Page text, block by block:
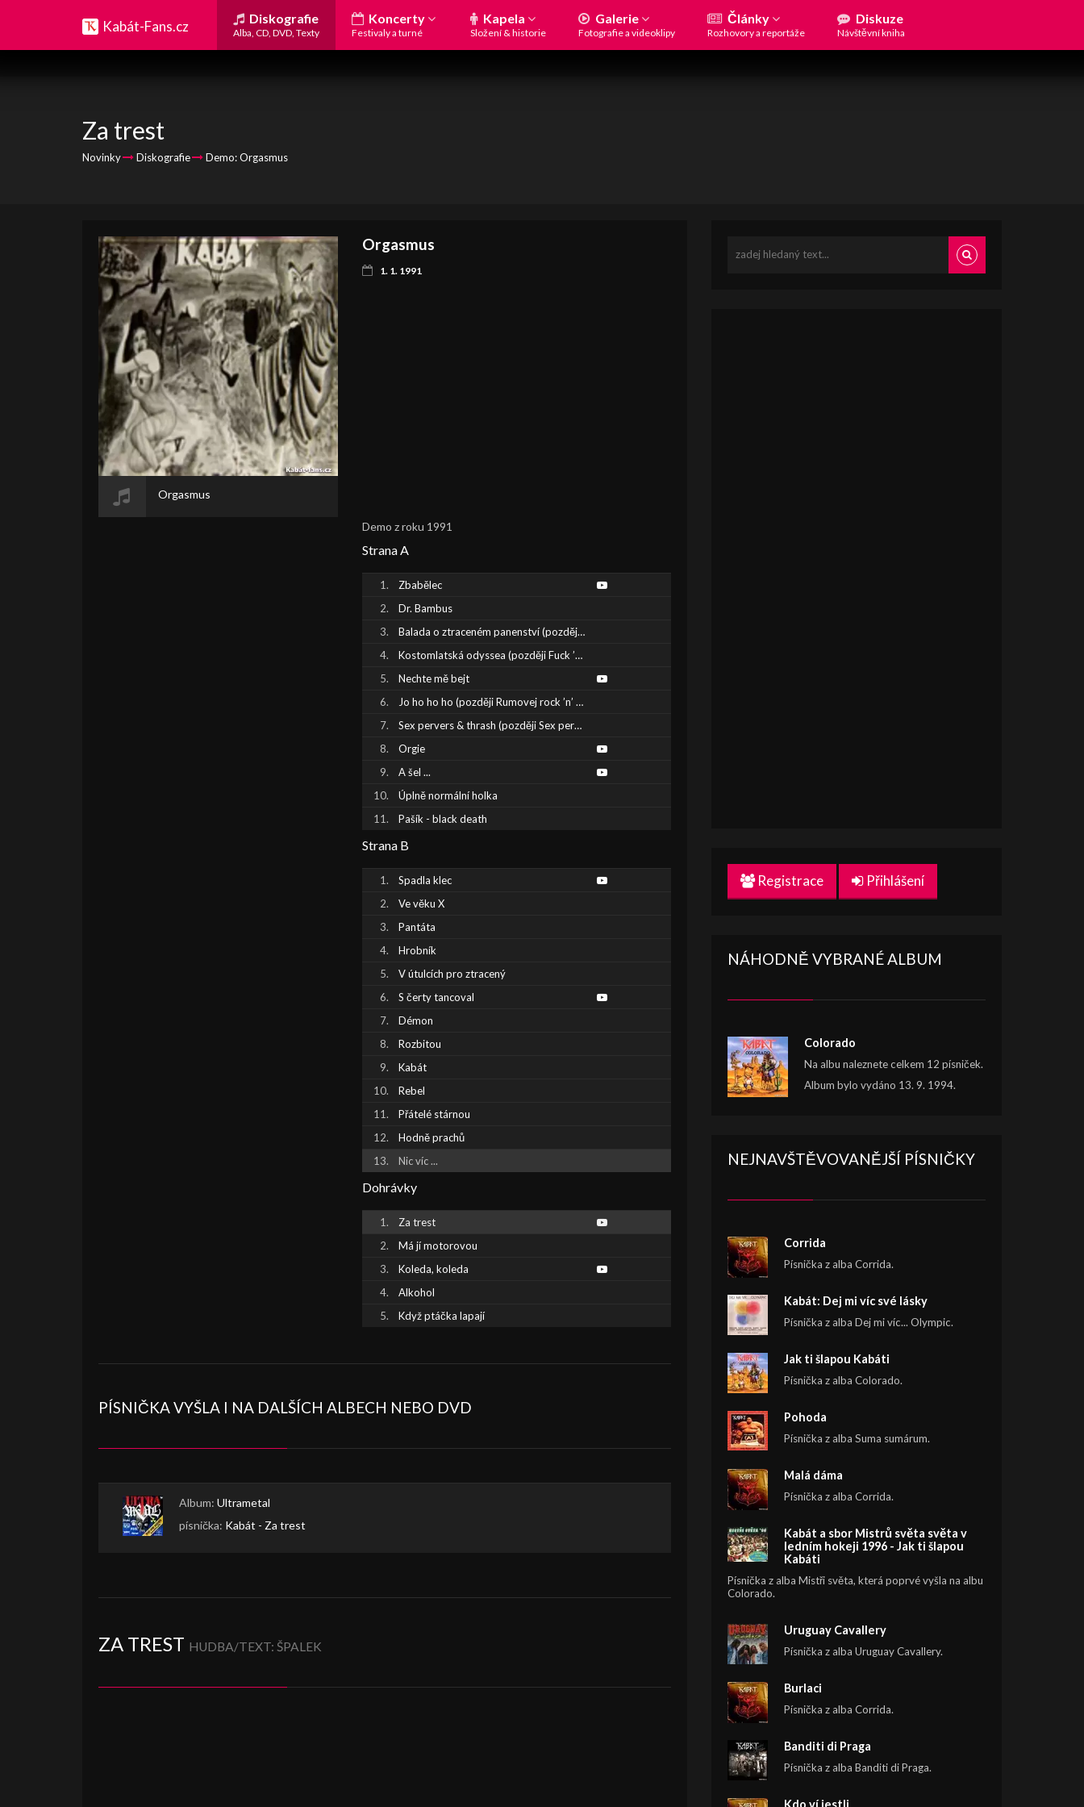
Kabát-Fans.cz Diskografie
Alba, CD, DVD, Texty
Koncerty
Festivaly a turné
Kapela
Složení & historie
Galerie
Fotografie a videoklipy
Články
Rozhovory a reportáže
Diskuze
Návštěvní kniha
Za trest
Novinky Diskografie Demo: Orgasmus
Orgasmus
Orgasmus
1. 1. 1991
Demo z roku 1991
Strana A
Zbabělec
Dr. Bambus
Balada o ztraceném panenství (později Máš to už za sebou)
Kostomlatská odyssea (později Fuck ’n’ roll)
Nechte mě bejt
Jo ho ho ho (později Rumovej rock ’n’ roll)
Sex pervers & thrash (později Sex pervers)
Orgie
A šel ...
Úplně normální holka
Pašík - black death
Strana B
Spadla klec
Ve věku X
Pantáta
Hrobník
V útulcích pro ztracený
S čerty tancoval
Démon
Rozbitou
Kabát
Rebel
Přátelé stárnou
Hodně prachů
Nic víc ...
Dohrávky
Za trest
Má jí motorovou
Koleda, koleda
Alkohol
Když ptáčka lapají
PÍSNIČKA VYŠLA I NA DALŠÍCH ALBECH NEBO DVD
Album: Ultrametal
písnička: Kabát - Za trest
ZA TREST HUDBA/TEXT: ŠPALEK
Registrace Přihlášení
NÁHODNĚ VYBRANÉ ALBUM
Colorado
Na albu naleznete celkem 12 písniček.
Album bylo vydáno 13. 9. 1994.
NEJNAVŠTĚVOVANĚJŠÍ PÍSNIČKY
Corrida
Písnička z alba Corrida.
Kabát: Dej mi víc své lásky
Písnička z alba Dej mi víc... Olympic.
Jak ti šlapou Kabáti
Písnička z alba Colorado.
Pohoda
Písnička z alba Suma sumárum.
Malá dáma
Písnička z alba Corrida.
Kabát a sbor Mistrů světa světa v
ledním hokeji 1996 - Jak ti šlapou
Kabáti
Písnička z alba Mistři světa, která poprvé vyšla na albu
Colorado.
Uruguay Cavallery
Písnička z alba Uruguay Cavallery.
Burlaci
Písnička z alba Corrida.
Banditi di Praga
Písnička z alba Banditi di Praga.
Kdo ví jestli